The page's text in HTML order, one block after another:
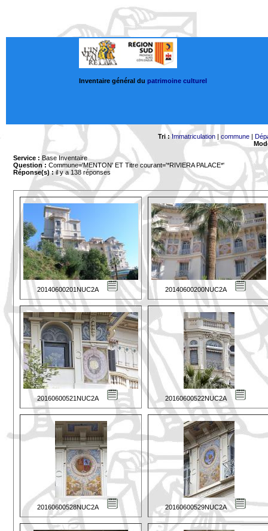
Inventaire général du patrimoine culturel
Tri : Immatriculation |commune |
Service : Base Inventaire
Question : Commune='MENTON' ET Titre courant='*RIVIERA PALACE*'
Réponse(s) :il y a 138 réponses
20140600201NUC2A 20140600200NUC2A
20160600521NUC2A 20160600522NUC2A
20160600528NUC2A 20160600529NUC2A